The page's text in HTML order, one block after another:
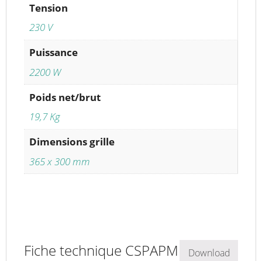
Tension
230 V
Puissance
2200 W
Poids net/brut
19,7 Kg
Dimensions grille
365 x 300 mm
Fiche technique CSPAPM Download